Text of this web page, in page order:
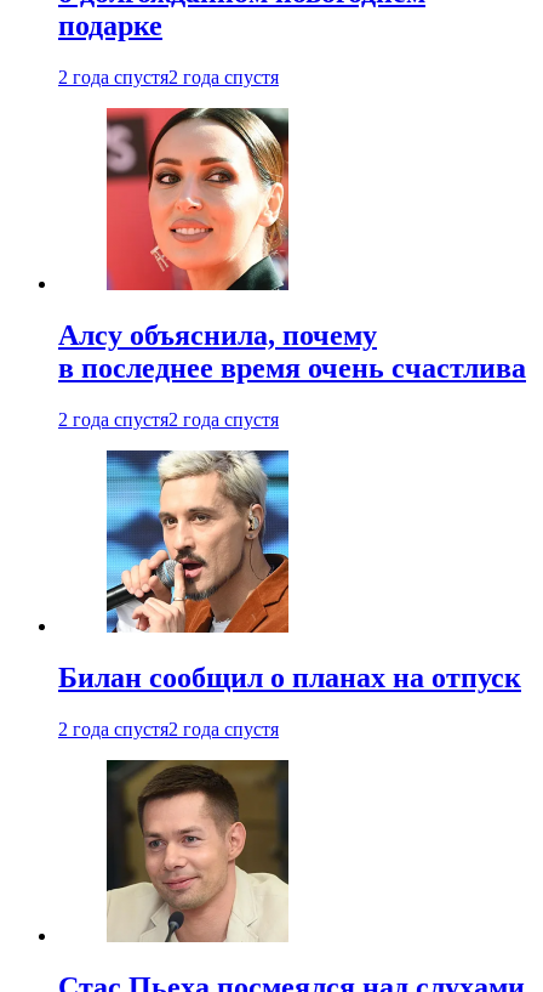
подарке
2 года спустя2 года спустя
Алсу объяснила, почему
в последнее время очень счастлива
2 года спустя2 года спустя
Билан сообщил о планах на отпуск
2 года спустя2 года спустя